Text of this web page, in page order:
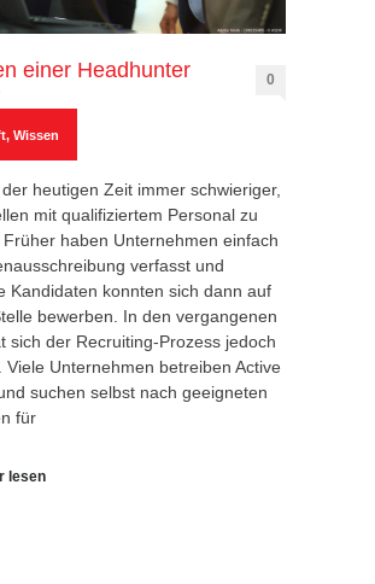
einer Headhunter
0
, Wissen
heutigen Zeit immer schwieriger,
mit qualifiziertem Personal zu
Früher haben Unternehmen einfach
verfasst und
Kandidaten konnten sich dann auf
bewerben. In den vergangenen
sich der Recruiting-Prozess jedoch
Viele Unternehmen betreiben Active
suchen selbst nach geeigneten
für
lesen